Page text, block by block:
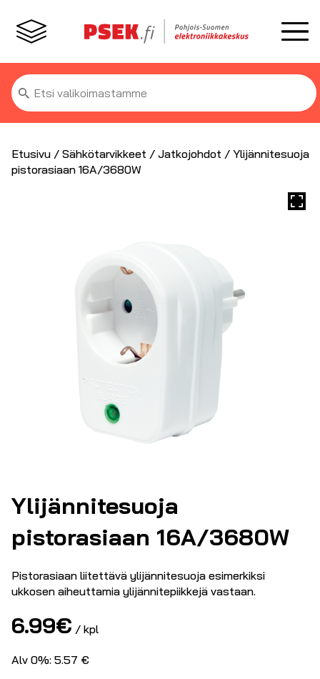
Etsi:
Etusivu / Sähkötarvikkeet / Jatkojohdot / Ylijännitesuoja
pistorasiaan 16A/3680W
Ylijännitesuoja
pistorasiaan 16A/3680W
Pistorasiaan liitettävä ylijännitesuoja esimerkiksi
ukkosen aiheuttamia ylijännitepiikkejä vastaan.
6.99€ / kpl
Alv 0%: 5.57 €